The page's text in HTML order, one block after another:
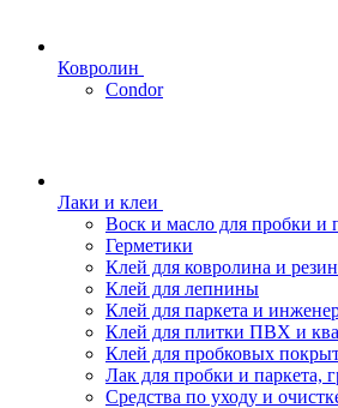
Ковролин
Condor
Лаки и клеи
Воск и масло для пробки и
Герметики
Клей для ковролина и
Клей для лепнины
Клей для паркета и
Клей для плитки ПВХ и
Клей для пробковых
Лак для пробки и паркета,
Средства по уходу и